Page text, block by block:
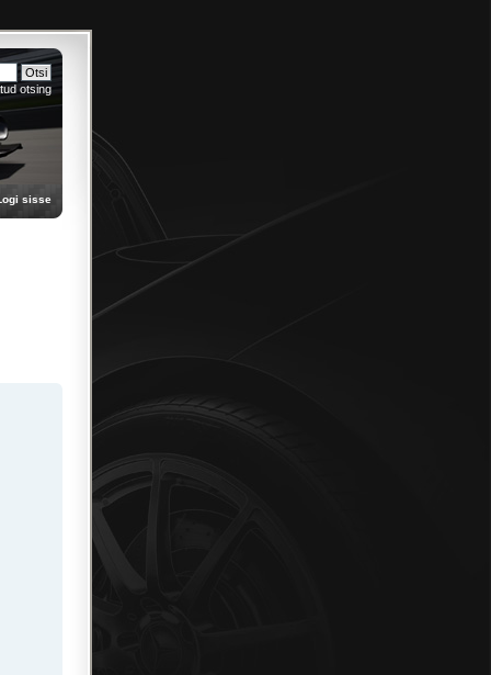
sisse
otsing